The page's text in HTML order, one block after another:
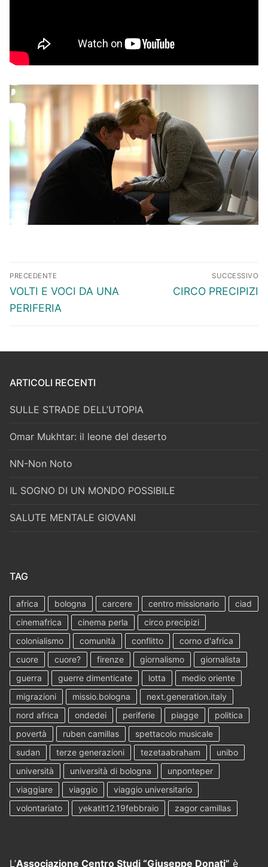
Navigazione
articoli
PRECEDENTE
Articolo
precedente:
VOLTI E VOCI DA UNA
PERIFERIA
SUCCESSIVO
Articolo
CIRCO PRECIPIZI
ARTICOLI RECENTI
SULLE STRADE DELL’UTOPIA
Omar Mukhtar: il leone del deserto
NN-Non Noto
IL SOGNO DI UN MONDO POSSIBILE
SALUTE MENTALE GIOVANI
TAG
africa bologna carcere centro missionario
ciad
cinemafrica
cinema perla
circo precipizi
colonialismo
comunità conflitto
corno d'africa
cuore
cuore? firenze giornalismo
giornalista
guerra
guerre dimenticate lotta
medio oriente
migrazioni
missio.bologna
next.generation.italy
nord africa
ondedei periferie piagge
politica
povertà
ruben camillas
spettacolo musicale
sudan
terze generazioni tezetaabraham
unibo
università
università di bologna
unponteper
viaggiare
viaggio
viaggio universitario
volontariato
yekatit12.19febbraio zagor camillas
L’Associazione Centro Studi “Giuseppe Donati” è